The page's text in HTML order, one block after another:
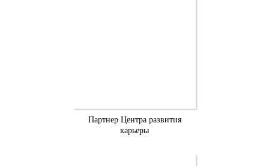
Партнер Центра развития
карьеры